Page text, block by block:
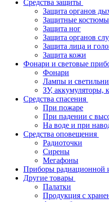
Средства защиты
Защита органов
Защитные костюмы
Защита ног
Защита органов
Защита лица и
Защита кожи
Фонари и световые
Фонари
Лампы и
ЗУ, аккумуляторы,
Средства спасения
При пожаре
При падении с
На воде и при
Средства оповещения
Радиоточки
Сирены
Мегафоны
Приборы радиационной
Другие товары
Палатки
Продукция с